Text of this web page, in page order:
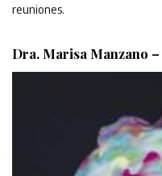
reuniones.
Dra. Marisa Manzano –